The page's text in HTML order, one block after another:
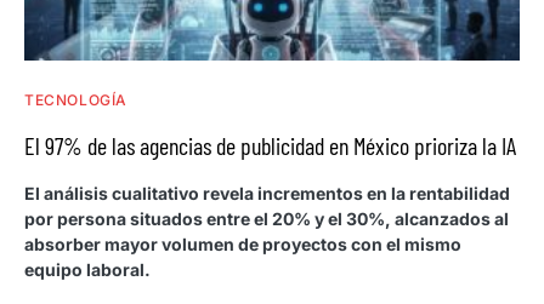
TECNOLOGÍA
El 97% de las agencias de publicidad en México prioriza la IA
El análisis cualitativo revela incrementos en la rentabilidad
por persona situados entre el 20% y el 30%, alcanzados al
absorber mayor volumen de proyectos con el mismo
equipo laboral.